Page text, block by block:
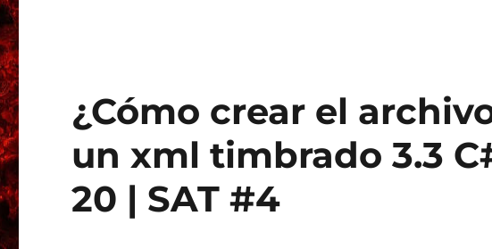
¿Cómo crear el
un xml timbrado 3.3
20 | SAT #4